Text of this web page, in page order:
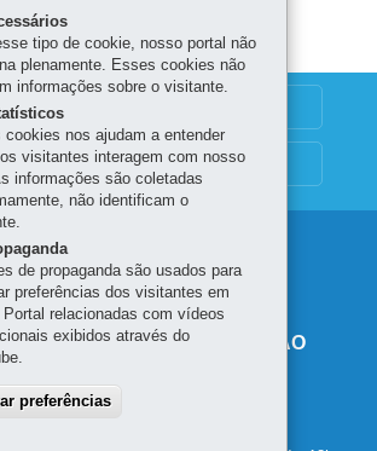
CORRUPÇÃO
DE ESTADO DA EDUCAÇÃO
011-Curitiba
tipo de cookie, nosso portal não
plenamente. Esses cookies não
informações sobre o visitante.
cookies nos ajudam a entender
visitantes interagem com nosso
informações são coletadas
não identificam o
de propaganda são usados para
preferências dos visitantes em
Portal relacionadas com vídeos
exibidos através do
preferências